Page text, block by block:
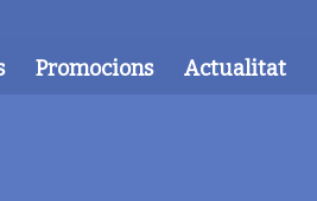
Promocions Actualitat